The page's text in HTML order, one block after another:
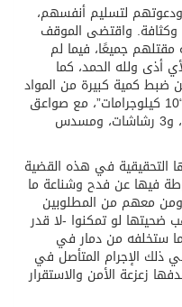
لتسليم أنفسهم،
وكثافة. واقتضى الموقف
مقتلهم جميعًا، فيما لم
أذى ولله الحمد، كما
ضبط كمية كبيرة من المواد
المتفجرة داخل سيارتهم تجاوز وزنها “10 كيلوجرامات”، مع صواعق
متفجرة ذات اشتعال حراري وكهربائي، و3 رشاشات، ومسدس
التحقيقية في هذه القضية
فيها عن فدح وشناعة ما
معهم من المطلوبين
ضحيتها لو تمكنوا -لا قدر
ستخلفه من دمار في
ذلك الإجرام المتأصل في
زعزعة الأمن والاستقرار